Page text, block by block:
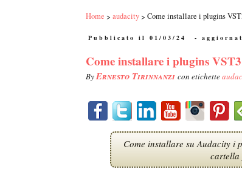
Home audacity Come installare i plugins
Pubblicato il 01/03/24 -
Come installare i plugins
ByErnesto Tirinnanzi con etichette
Come installare su Audacity i
cartella